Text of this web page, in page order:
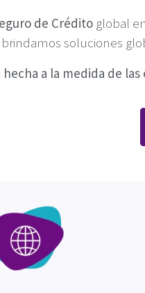
de Crédito global
brindamos soluciones
hecha a la medida de